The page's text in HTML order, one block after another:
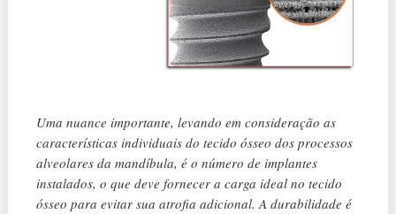
Uma nuance importante, levando em consideração as
características individuais do tecido ósseo dos processos
alveolares da mandíbula, é o número de implantes
instalados, o que deve fornecer a carga ideal no tecido
ósseo para evitar sua atrofia adicional. A durabilidade é